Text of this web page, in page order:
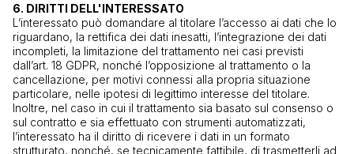
6. DIRITTI DELL'INTERESSATO
L’interessato può domandare al titolare l’accesso ai dati che lo
riguardano, la rettifica dei dati inesatti, l’integrazione dei dati
incompleti, la limitazione del trattamento nei casi previsti
dall’art. 18 GDPR, nonché l’opposizione al trattamento o la
cancellazione, per motivi connessi alla propria situazione
particolare, nelle ipotesi di legittimo interesse del titolare.
Inoltre, nel caso in cui il trattamento sia basato sul consenso o
sul contratto e sia effettuato con strumenti automatizzati,
l’interessato ha il diritto di ricevere i dati in un formato
strutturato, nonché, se tecnicamente fattibile, di trasmetterli ad